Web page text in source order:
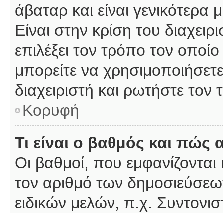
άβαταρ και είναι
Είναι στην κρίση του
επιλέξει τον τρόπο τον
μπορείτε να
διαχειριστή και ρωτήστε τον
Κορυφή
Τι είναι ο βαθμός και
Οι βαθμοί, που
τον αριθμό των
ειδικών μελών, π.χ.